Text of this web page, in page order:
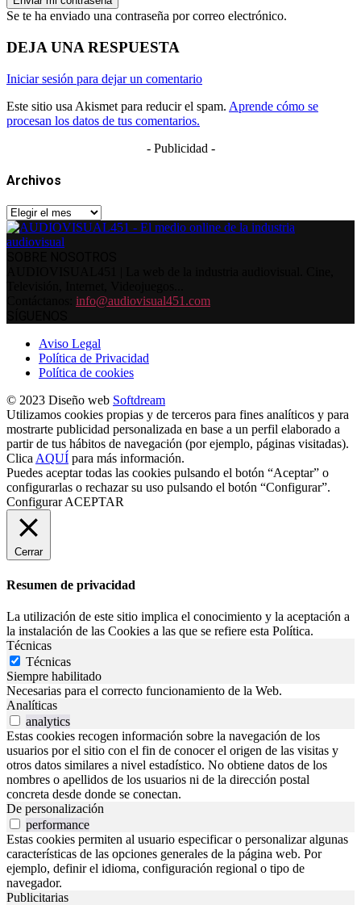
Se te ha enviado una contraseña por correo electrónico.
DEJA UNA RESPUESTA
Iniciar sesión para dejar un comentario
Este sitio usa Akismet para reducir el spam. Aprende cómo se
procesan los datos de tus comentarios.
- Publicidad -
Archivos
Archivos
info@audiovisual451.com
Aviso Legal
Política de Privacidad
Política de cookies
© 2023 Diseño web Softdream
Utilizamos cookies propias y de terceros para fines analíticos y para
mostrarte publicidad personalizada en base a un perfil elaborado a
partir de tus hábitos de navegación (por ejemplo, páginas visitadas).
ClicaAQUÍ para más información.
Puedes aceptar todas las cookies pulsando el botón “Aceptar” o
configurarlas o rechazar su uso pulsando el botón “Configurar”.
ConfigurarACEPTAR
Cerrar
Resumen de privacidad
La utilización de este sitio implica el conocimiento y la aceptación a
la instalación de las Cookies a las que se refiere esta Política.
Técnicas
Técnicas
Siempre habilitado
Necesarias para el correcto funcionamiento de la Web.
Analíticas
analytics
Estas cookies recogen información sobre la navegación de los
usuarios por el sitio con el fin de conocer el origen de las visitas y
otros datos similares a nivel estadístico. No obtiene datos de los
nombres o apellidos de los usuarios ni de la dirección postal
concreta desde donde se conectan.
De personalización
performance
Estas cookies permiten al usuario especificar o personalizar algunas
características de las opciones generales de la página web. Por
ejemplo, definir el idioma, configuración regional o tipo de
navegador.
Publicitarias